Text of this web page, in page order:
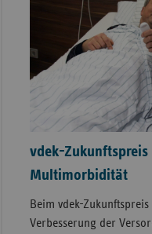
vdek-Zukunftspreis
Multimorbidität
Beim vdek-
Verbesserung der